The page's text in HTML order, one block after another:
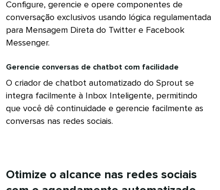
Configure, gerencie e opere componentes de
conversação exclusivos usando lógica regulamentada
para Mensagem Direta do Twitter e Facebook
Messenger.​​
Gerencie conversas de chatbot com facilidade​​
O criador de chatbot automatizado do Sprout se
integra facilmente à Inbox Inteligente, permitindo
que você dê continuidade e gerencie facilmente as
conversas nas redes sociais.​​
Otimize o alcance nas redes sociais